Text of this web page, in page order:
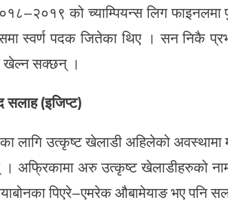
को च्याम्पियन्स लिग
स्वर्ण पदक जितेका थिए । सन निकै
खेल्न सक्छन् ।
सलाह (इजिप्ट)
लागि उत्कृष्ट खेलाडी अहिलेको
अफ्रिकामा अरु उत्कृष्ट खेलाडीहरुको
पिएरे–एमरेक औबामेयाङ भए पनि